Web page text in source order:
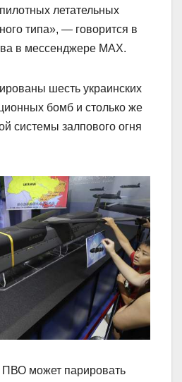
летательных
типа», — говорится в
в мессенджере MAX.
шесть украинских
бомб и столько же
системы залпового огня
ПВО может парировать